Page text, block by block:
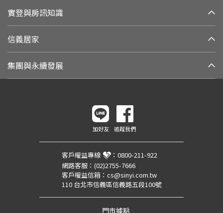
實登與房訊知識
信義居家
集團與永續發展
加好友 追蹤我們
客戶權益專線 ： 0800-211-922
網路客服： (02)2755-7666
客戶權益信箱： cs@sinyi.com.tw
110 台北市信義區信義路五段100號
門市據點